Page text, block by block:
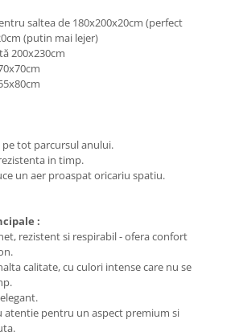
saltea de 180x200x20cm (perfect
(putin mai lejer)
200x230cm
tot parcursul anului.
in timp.
un aer proaspat oricariu spatiu.
:
rezistent si respirabil - ofera confort
calitate, cu culori intense care nu se
atentie pentru un aspect premium si